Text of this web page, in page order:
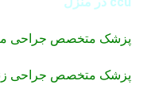
پزشک متخصص جراحی
پزشک متخصص جراحی